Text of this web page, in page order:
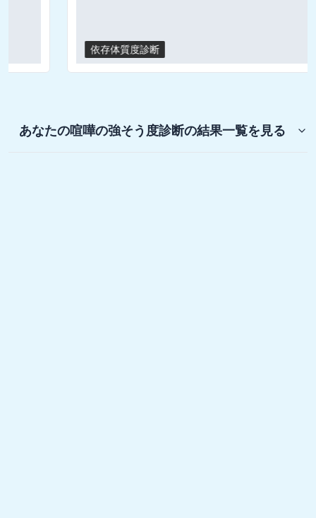
依存体質度診断
あなたの喧嘩の強そう度診断の結果一覧を見る